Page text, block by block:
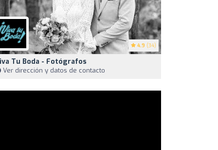
4.9 (34)
Tu Boda - Fotógrafos
Ver dirección y datos de contacto